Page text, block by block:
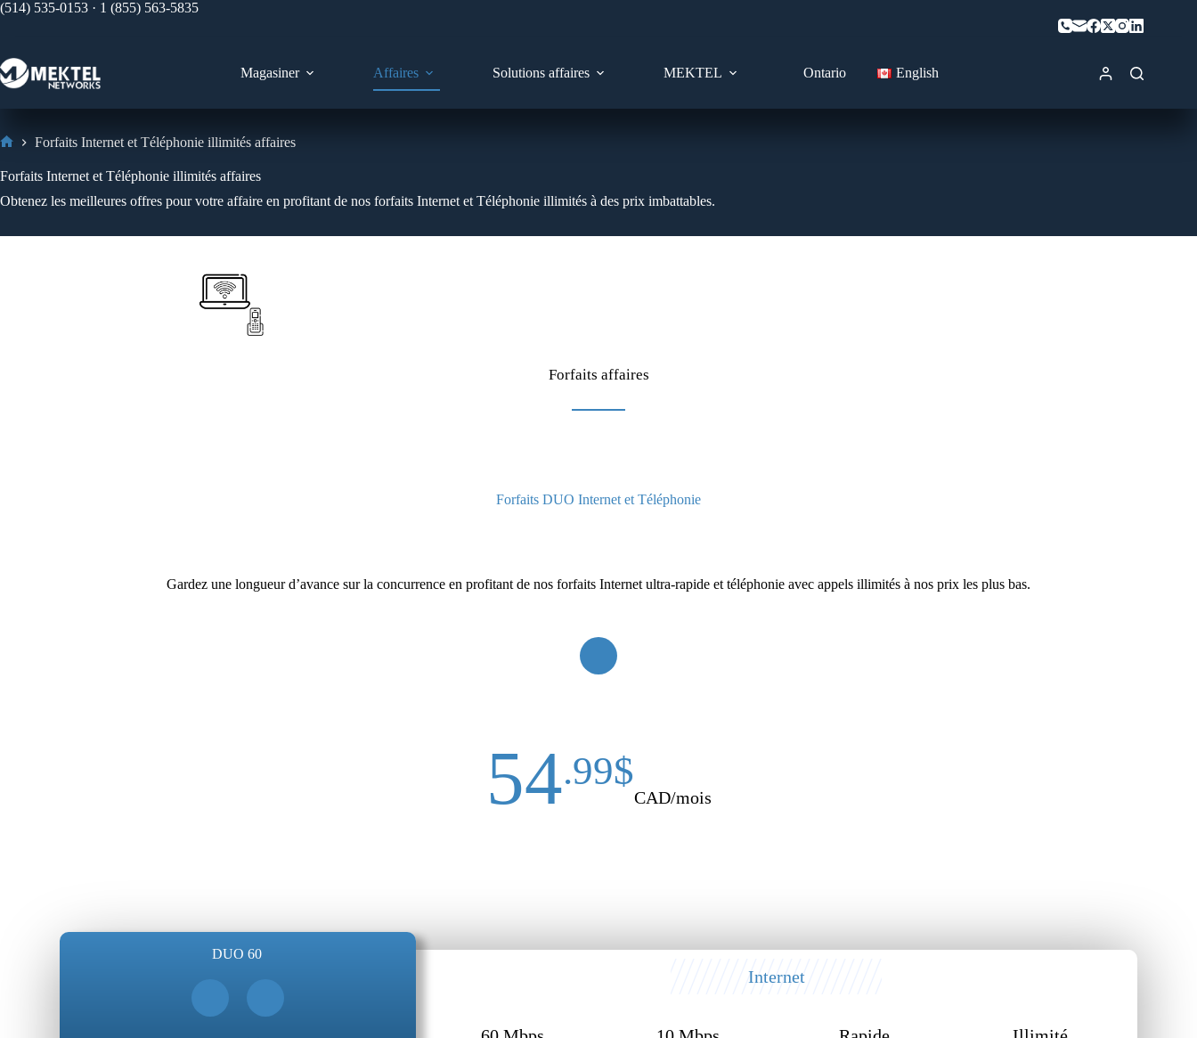
(514) 535-0153 · 1 (855) 563-5835
Magasiner Affaires Solutions affaires MEKTEL Ontario English
Forfaits Internet et Téléphonie illimités affaires
Forfaits Internet et Téléphonie illimités affaires
Obtenez les meilleures offres pour votre affaire en profitant de nos forfaits Internet et Téléphonie illimités à des prix imbattables.
Forfaits affaires
Forfaits DUO Internet et Téléphonie
Gardez une longueur d’avance sur la concurrence en profitant de nos forfaits Internet ultra-rapide et téléphonie avec appels illimités à nos prix les plus bas.
54.99$
CAD/mois
DUO 60
Internet